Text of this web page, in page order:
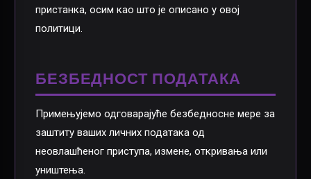
пристанка, осим као што је описано у овој
политици.
БЕЗБЕДНОСТ ПОДАТАКА
Примењујемо одговарајуће безбедносне мере за
заштиту ваших личних података од
неовлашћеног приступа, измене, откривања или
уништења.